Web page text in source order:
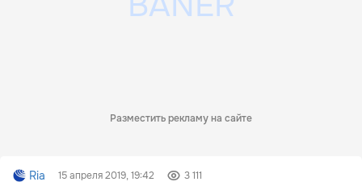
Разместить рекламу на сайте
Ria 15 апреля 2019, 19:42 3 111